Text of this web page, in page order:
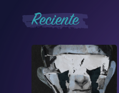
Reciente